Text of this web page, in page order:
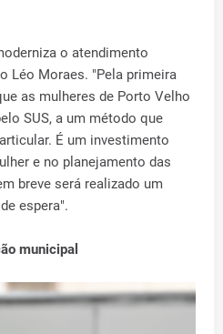
o atendimento
Léo Moraes. "Pela primeira
as mulheres de Porto Velho
SUS, a um método que
É um investimento
e no planejamento das
breve será realizado um
espera".
municipal